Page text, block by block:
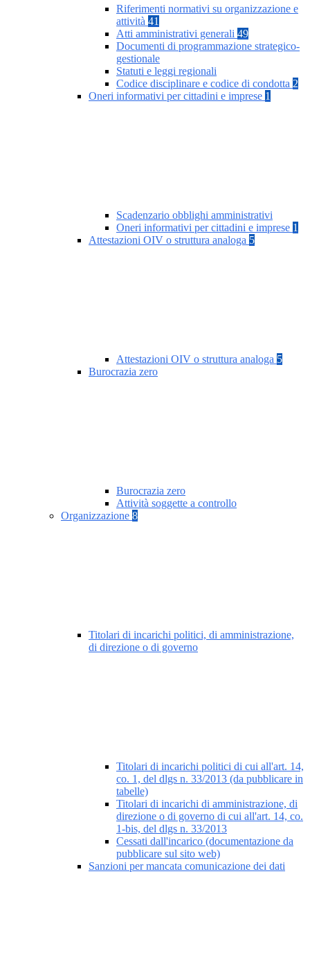
Riferimenti normativi su organizzazione e
attività 41
Atti amministrativi generali 49
Documenti di programmazione strategico-
gestionale
Statuti e leggi regionali
Codice disciplinare e codice di condotta 2
Oneri informativi per cittadini e imprese 1
Scadenzario obblighi amministrativi
Oneri informativi per cittadini e imprese 1
Attestazioni OIV o struttura analoga 5
Attestazioni OIV o struttura analoga 5
Burocrazia zero
Burocrazia zero
Attività soggette a controllo
Organizzazione 8
Titolari di incarichi politici, di amministrazione,
di direzione o di governo
Titolari di incarichi politici di cui all'art. 14,
co. 1, del dlgs n. 33/2013 (da pubblicare in
tabelle)
Titolari di incarichi di amministrazione, di
direzione o di governo di cui all'art. 14, co.
1-bis, del dlgs n. 33/2013
Cessati dall'incarico (documentazione da
pubblicare sul sito web)
Sanzioni per mancata comunicazione dei dati